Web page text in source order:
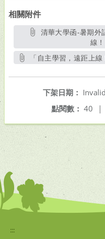
相關附件
線
「自主學習，遠距上
下架日期：
點閱數： 40 |
:::